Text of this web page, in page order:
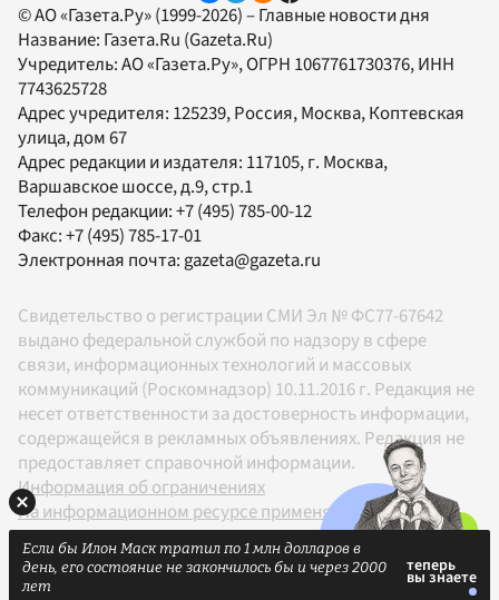
© АО «Газета.Ру» (1999-2026) – Главные новости дня
Название: Газета.Ru (Gazeta.Ru)
Учредитель:АО «Газета.Ру», ОГРН 1067761730376, ИНН
7743625728
Адрес учредителя: 125239, Россия, Москва, Коптевская
улица, дом 67
Адрес редакции и издателя: 117105, г. Москва,
Варшавское шоссе, д.9, стр.1
Телефон редакции:+7 (495) 785-00-12
Факс:+7 (495) 785-17-01
Электронная почта: gazeta@gazeta.ru
Свидетельство о регистрации СМИ Эл № ФС77-67642
выдано федеральной службой по надзору в сфере
связи, информационных технологий и массовых
коммуникаций (Роскомнадзор) 10.11.2016 г. Редакция не
несет ответственности за достоверность информации,
содержащейся в рекламных объявлениях. Редакция не
предоставляет справочной информации.
Информация об ограничениях
На информационном ресурсе применяются
рекомендательные технологии в соответствии с
Правилами
Если бы Илон Маск тратил по 1 млн долларов в
день, его состояние не закончилось бы и через 2000
лет